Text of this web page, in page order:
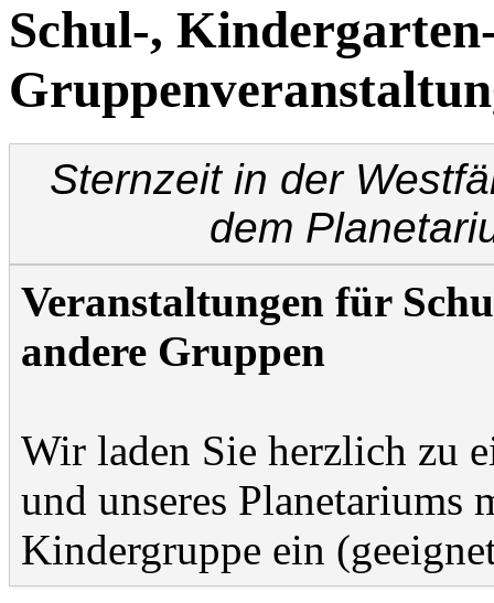
Schul-,
Sternzeit in der
dem
Veranstaltungen für
andere Gruppen
Wir laden Sie herzlich zu
und unseres Planetariums
Kindergruppe ein